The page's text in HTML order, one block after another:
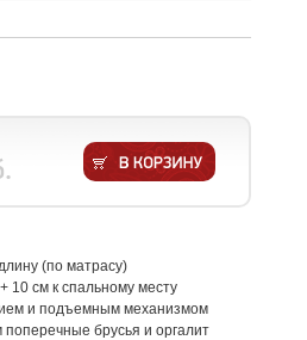
(по матрасу)
10 см к спальному месту
и подъемным механизмом
брусья и оргалит